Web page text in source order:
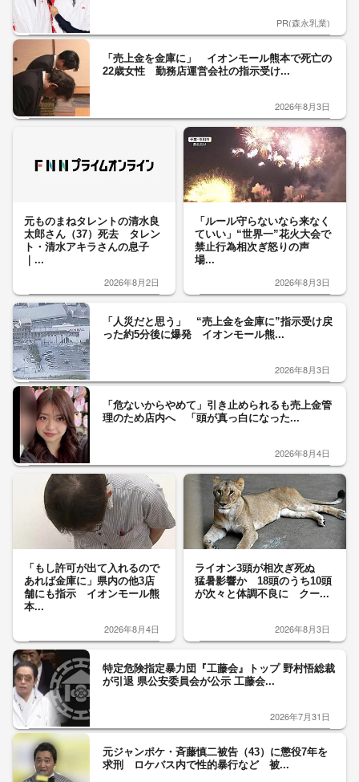
PR(森永乳業)
「売上金を金庫に」 イオンモール熊本で死亡の
22歳女性 勤務店運営会社の指示受け...
2026年8月3日
元ものまねタレントの清水良
太郎さん（37）死去 タレン
ト・清水アキラさんの息子
｜...
2026年8月2日
「ルール守らないなら来なく
ていい」“世界一”花火大会で
禁止行為相次ぎ怒りの声
場...
2026年8月3日
「人災だと思う」 “売上金を金庫に”指示受け戻
った約5分後に爆発 イオンモール熊...
2026年8月3日
「危ないからやめて」引き止められるも売上金管
理のため店内へ 「頭が真っ白になった...
2026年8月4日
「もし許可が出て入れるので
あれば金庫に」県内の他3店
舗にも指示 イオンモール熊
本...
2026年8月4日
ライオン3頭が相次ぎ死ぬ
猛暑影響か 18頭のうち10頭
が次々と体調不良に クー...
2026年8月3日
特定危険指定暴力団『工藤会』トップ 野村悟総裁
が引退 県公安委員会が公示 工藤会...
2026年7月31日
元ジャンポケ・斉藤慎二被告（43）に懲役7年を
求刑 ロケバス内で性的暴行など 被...